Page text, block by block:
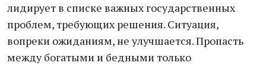
лидирует в списке важных государственных
проблем, требующих решения. Ситуация,
вопреки ожиданиям, не улучшается. Пропасть
между богатыми и бедными только